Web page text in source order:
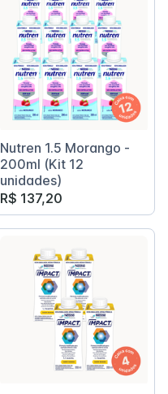
Nutren 1.5 Morango -
200ml (Kit 12
unidades)
R$ 137,20